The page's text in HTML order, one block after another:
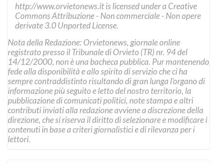
http://www.orvietonews.itis licensed under a Creative
Commons Attribuzione - Non commerciale - Non opere
derivate 3.0 Unported License.
Nota della Redazione: Orvietonews, giornale online
registrato presso il Tribunale di Orvieto (TR) nr. 94 del
14/12/2000, non è una bacheca pubblica. Pur mantenendo
fede alla disponibilità e allo spirito di servizio che ci ha
sempre contraddistinto risultando di gran lunga l’organo di
informazione più seguito e letto del nostro territorio, la
pubblicazione di comunicati politici, note stampa e altri
contributi inviati alla redazione avviene a discrezione della
direzione, che si riserva il diritto di selezionare e modificare i
contenuti in base a criteri giornalistici e di rilevanza per i
lettori.